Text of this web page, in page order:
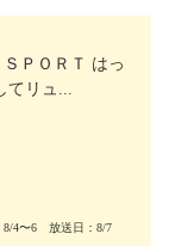
ＰＯＲＴ はっ
リュ...
8/4〜6 放送日：8/7